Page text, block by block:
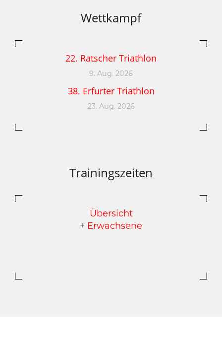
Wettkampf
22. Ratscher Triathlon
9. Aug. 2026
38. Erfurter Triathlon
23. Aug. 2026
Trainingszeiten
Übersicht
+ Erwachsene